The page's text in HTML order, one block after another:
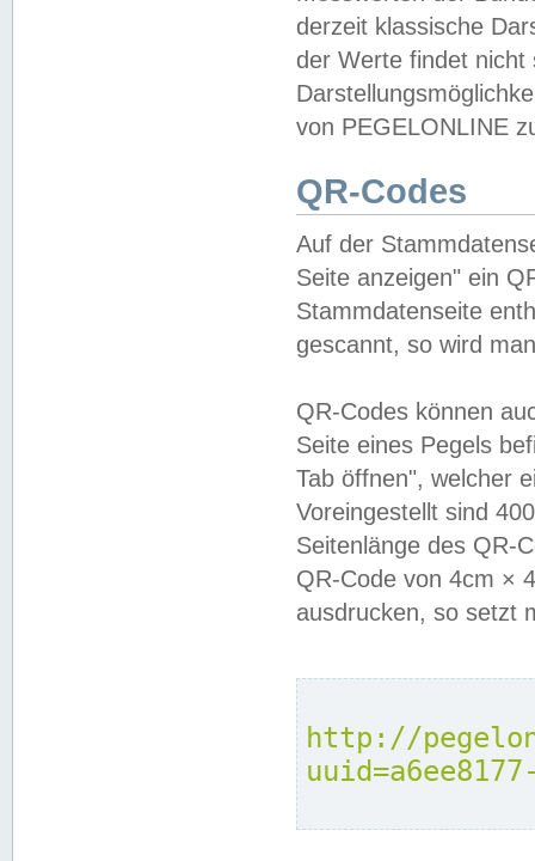
derzeit klassische
der Werte findet
von PEGELONLINE
QR-Codes
Auf der
Seite anzeigen" ein
Stammdatenseite
gescannt, so wird
QR-Codes können
Seite eines Pegels
Tab öffnen", welcher
Voreingestellt sind
Seitenlänge des QR-
QR-Code von 4cm ×
ausdrucken, so setzt
http://